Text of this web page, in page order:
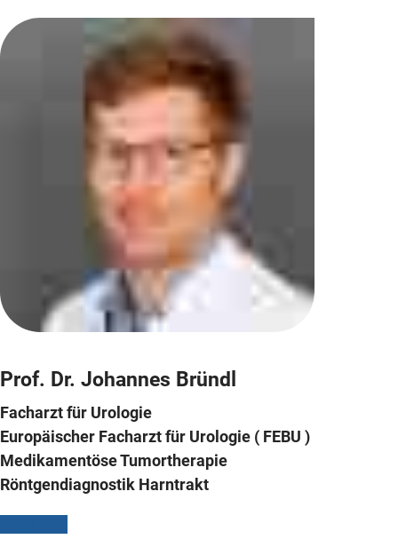
Prof. Dr. Johannes Bründl
Facharzt für Urologie
Europäischer Facharzt für Urologie ( FEBU )
Medikamentöse Tumortherapie
Röntgendiagnostik Harntrakt